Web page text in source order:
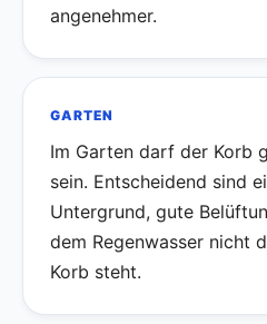
angenehmer.
GARTEN
Im Garten darf der Korb
sein. Entscheidend sind
Untergrund, gute
dem Regenwasser nicht
Korb steht.